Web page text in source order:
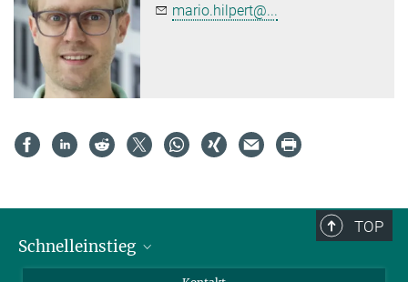
mario.hilpert@...
TOP
Schnelleinstieg